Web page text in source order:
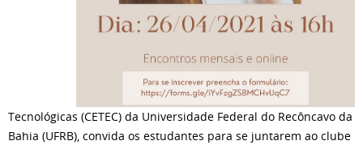
Tecnológicas (CETEC) da Universidade Federal do Recôncavo da
Bahia (UFRB), convida os estudantes para se juntarem ao clube